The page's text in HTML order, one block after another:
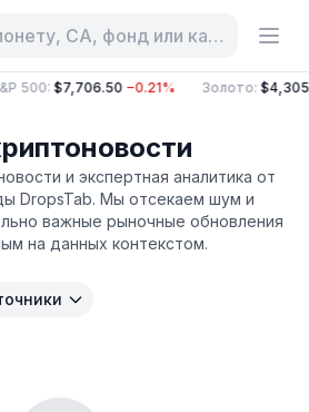
CA, фонд или категорию
500: $7,706.50 −0.21% Золото:
и экспертная аналитика от
DropsTab. Мы отсекаем шум и
важные рыночные обновления
на данных контекстом.